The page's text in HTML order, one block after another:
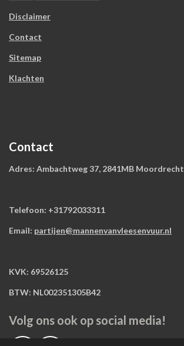
Disclaimer
Contact
Sitemap
Klachten
Contact
Adres: Ambachtweg 37, 2841MB Moordrecht
Telefoon: +31792033311
Email: partijen@mannenvanvleesenvuur.nl
KVK: 69526125
BTW: NL002351305B42
Volg ons ook op social media!